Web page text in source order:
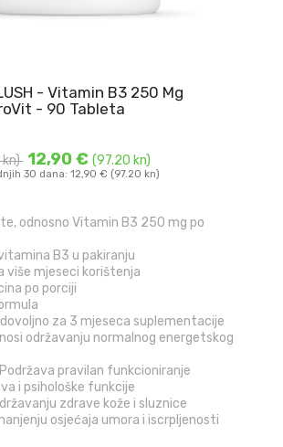
- Vitamin B3 250 Mg
- 90 Tableta
kn) 12,90 €(97.20 kn)
30 dana: 12,90 € (97.20 kn)
odnosno Vitamin B3 250 mg po
B3 u pakiranju
više mjeseci korištenja
po porciji
dovoljno za 3 mjeseca suplementacije
održavanju normalnog energetskog
pravilan funkcioniranje
i psihološke funkcije
zdrave kože i sluznice
osjećaja umora i iscrpljenosti